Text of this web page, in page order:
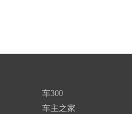
车300
车主之家